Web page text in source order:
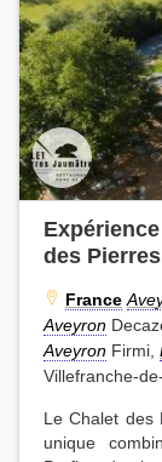
des
France
Aveyron
Aveyron Firmi,
Villefranche-
Le Chalet des
unique